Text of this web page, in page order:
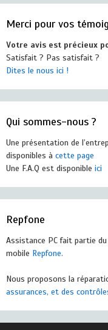
Merci pour vos
Votre avis est précieux
Satisfait ? Pas satisfait ?
Dites le nous ici !
Qui sommes-nous ?
Une présentation de
disponibles à cette page
Une F.A.Q est disponible ici
Repfone
Assistance PC fait partie
mobile Repfone.
Nous proposons la
assurances, et des